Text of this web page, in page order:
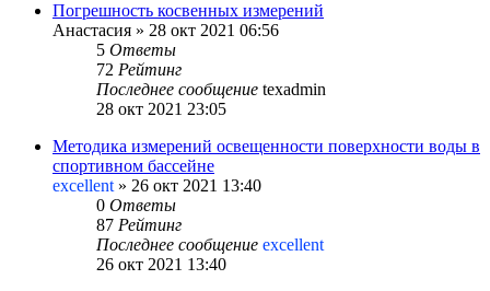
Погрешность косвенных измерений
Анастасия » 28 окт 2021 06:56
5 Ответы
72 Рейтинг
Последнее сообщение texadmin
28 окт 2021 23:05
Методика измерений освещенности поверхности воды в
спортивном бассейне
excellent » 26 окт 2021 13:40
0 Ответы
87 Рейтинг
Последнее сообщение excellent
26 окт 2021 13:40